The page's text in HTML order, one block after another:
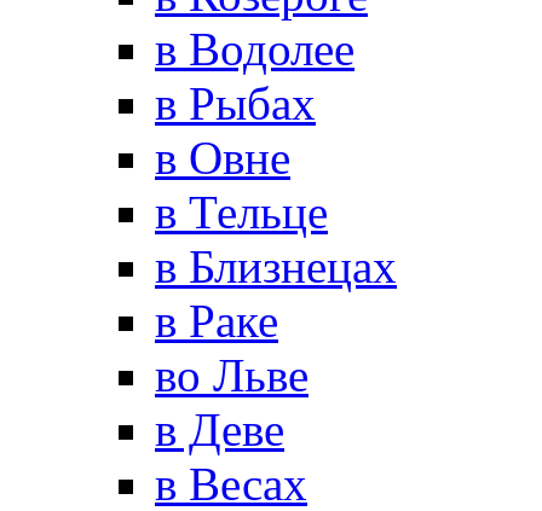
в Водолее
в Рыбах
в Овне
в Тельце
в Близнецах
в Раке
во Льве
в Деве
в Весах